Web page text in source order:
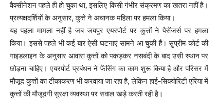
वैक्सीनेशन पहले ही हो चुका था, इसलिए किसी गंभीर संक्रमण का खतरा नहीं है।
प्रत्यक्षदर्शियों के अनुसार, कुत्ते ने अचानक महिला पर हमला किया।
यह पहला मामला नहीं है जब जयपुर एयरपोर्ट पर कुत्तों ने पैसेंजर्स पर हमला
किया। इससे पहले भी कई बार ऐसी घटनाएं सामने आ चुकी हैं। सुप्रीम कोर्ट की
गाइडलाइन के अनुसार आवारा कुत्तों को पकड़कर नसबंदी के बाद उसी स्थान पर
छोड़ना चाहिए। एयरपोर्ट प्रबंधन ने फेंसिंग का काम शुरू किया है और परिसर में
मौजूद कुत्तों का टीकाकरण भी करवाया जा रहा है, लेकिन हाई-सिक्योरिटी एरिया में
कुत्तों की मौजूदगी सुरक्षा व्यवस्था पर सवाल खड़े करती रही है।